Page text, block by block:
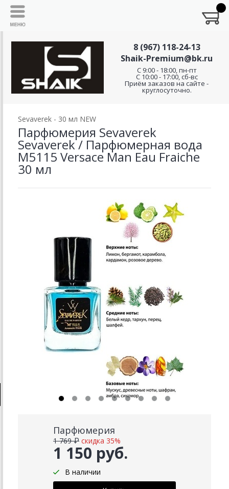
8 (967) 118-24-13
Shaik-Premium@bk.ru
C 9:00 - 18:00, пн-пт
С 10:00 - 17:00, сб-вс
Приём заказов на сайте -
круглосуточно.
Sevaverek - 30 мл NEW
Парфюмерия Sevaverek
Sevaverek / Парфюмерная вода
M5115 Versace Man Eau Fraiche
30 мл
Парфюмерия
1 150 руб.
1 769 ₽ скидка 35%
В наличии